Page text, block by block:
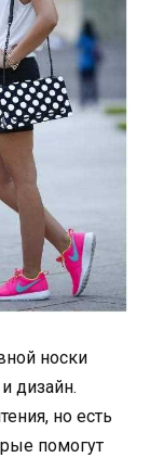
носки
дизайн.
но есть
помогут